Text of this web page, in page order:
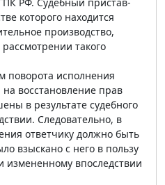
которого находится
производство,
такого
поворота исполнения
на восстановление прав
в результате судебного
Следовательно, в
ответчику должно быть
взыскано с него в пользу
измененному впоследствии